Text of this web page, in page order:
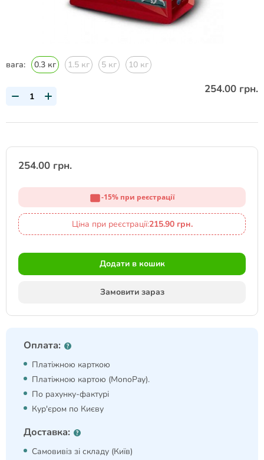
вага: 0.3 кг 1.5 кг 5 кг 10 кг
254.00 грн.
254.00 грн.
-15% при реєстрації
Ціна при реєстрації:215.90 грн.
Додати в кошик
Замовити зараз
Оплата:
Платіжною карткою
Платіжною картою (MonoPay).
По рахунку-фактурі
Кур'єром по Києву
Доставка:
Самовивіз зі складу (Київ)